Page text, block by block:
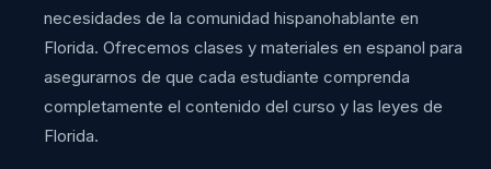
necesidades de la comunidad hispanohablante en
Florida. Ofrecemos clases y materiales en espanol para
asegurarnos de que cada estudiante comprenda
completamente el contenido del curso y las leyes de
Florida.